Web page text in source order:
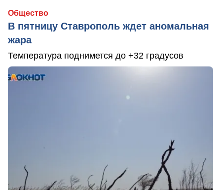
Общество
В пятницу Ставрополь ждет аномальная
жара
Температура поднимется до +32 градусов